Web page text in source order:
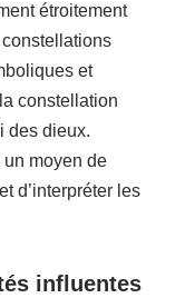
étroitement
constellations
et
constellation
des dieux.
un moyen de
d’interpréter les
influentes